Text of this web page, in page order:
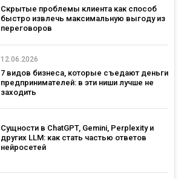
Скрытые проблемы клиента как способ
быстро извлечь максимальную выгоду из
переговоров
12.06.2026
7 видов бизнеса, которые съедают деньги
предпринимателей: в эти ниши лучше не
заходить
Сущности в ChatGPT, Gemini, Perplexity и
других LLM: как стать частью ответов
нейросетей